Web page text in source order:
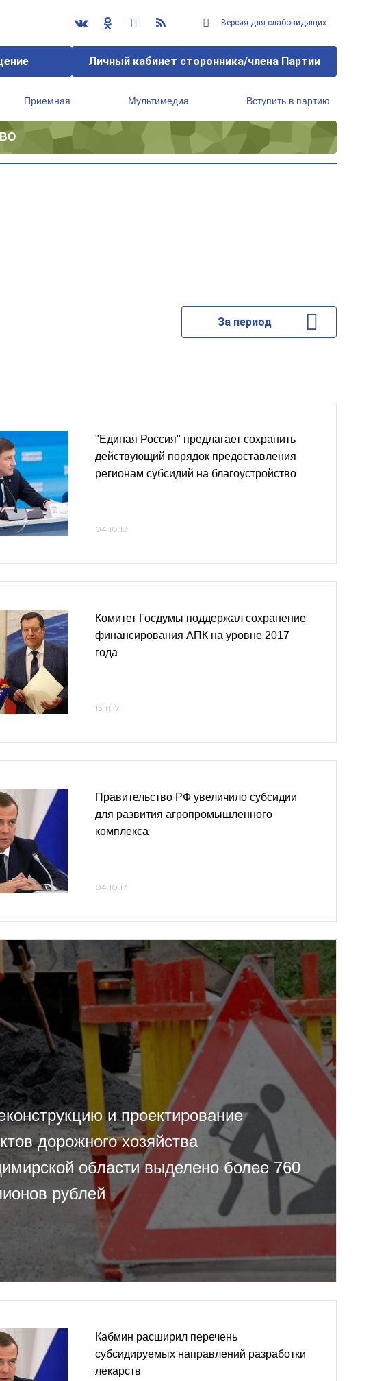
Версия для слабовидящих
Личный кабинет сторонника/члена Партии
Приемная Мультимедиа Вступить в партию
За период
"Единая Россия" предлагает сохранить
действующий порядок предоставления
регионам субсидий на благоустройство
04.10.18
Комитет Госдумы поддержал сохранение
финансирования АПК на уровне 2017
года
13.11.17
Правительство РФ увеличило субсидии
для развития агропромышленного
комплекса
04.10.17
и проектирование
дорожного хозяйства
области выделено более 760
рублей
Кабмин расширил перечень
субсидируемых направлений разработки
лекарств